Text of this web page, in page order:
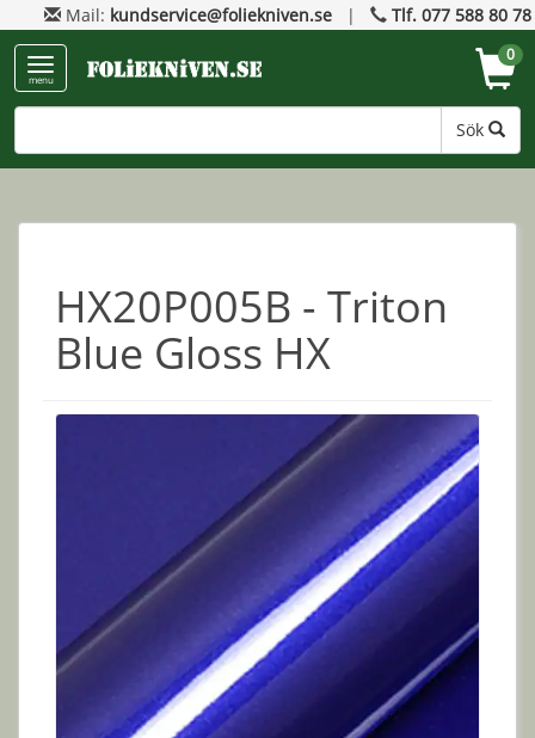
Mail: kundservice@foliekniven.se | Tlf. 077 588 80 78
menu
Sök
0
HX20P005B - Triton
Blue Gloss HX